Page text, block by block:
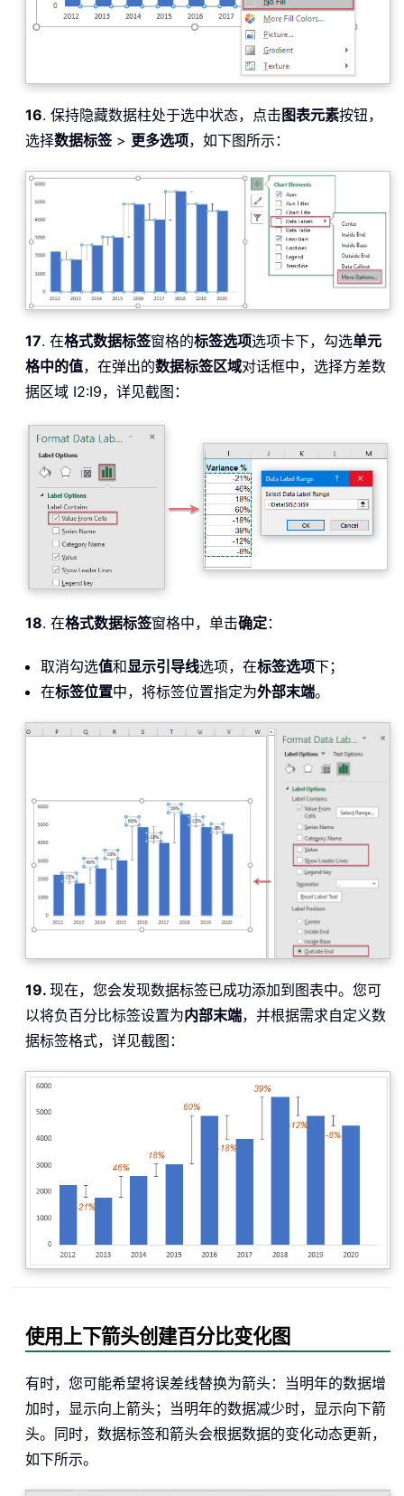
16. 保持隐藏数据柱处于选中状态，点击 图表元素按钮，
选择数据标签 > 更多选项，如下图所示：
17. 在格式数据标签窗格的标签选项选项卡下，勾选单元
格中的值，在弹出的数据标签区域对话框中，选择方差数
据区域 I2:I9，详见截图：
18. 在格式数据标签窗格中，单击确定：
取消勾选值和显示引导线选项，在标签选项下；
在标签位置中，将标签位置指定为外部末端。
19. 现在，您会发现数据标签已成功添加到图表中。您可
以将负百分比标签设置为内部末端，并根据需求自定义数
据标签格式，详见截图：
使用上下箭头创建百分比变化图
有时，您可能希望将误差线替换为箭头：当明年的数据增
加时，显示向上箭头；当明年的数据减少时，显示向下箭
头。同时，数据标签和箭头会根据数据的变化动态更新，
如下所示。